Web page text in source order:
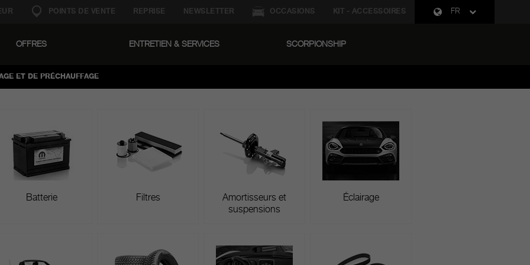
POINTS DE VENTE REPRISE NEWSLETTER OCCASIONS KIT - ACCESSOIRES FR
OFFRES ENTRETIEN & SERVICES SCORPIONSHIP
ET DE PRÉCHAUFFAGE
Notre but ? Vous restituer votre véhicule avec les mêmes standards de qualité que ceux qu’il possédait à sa sortie
Batterie Filtres
Amortisseurs et
suspensions
Éclairage